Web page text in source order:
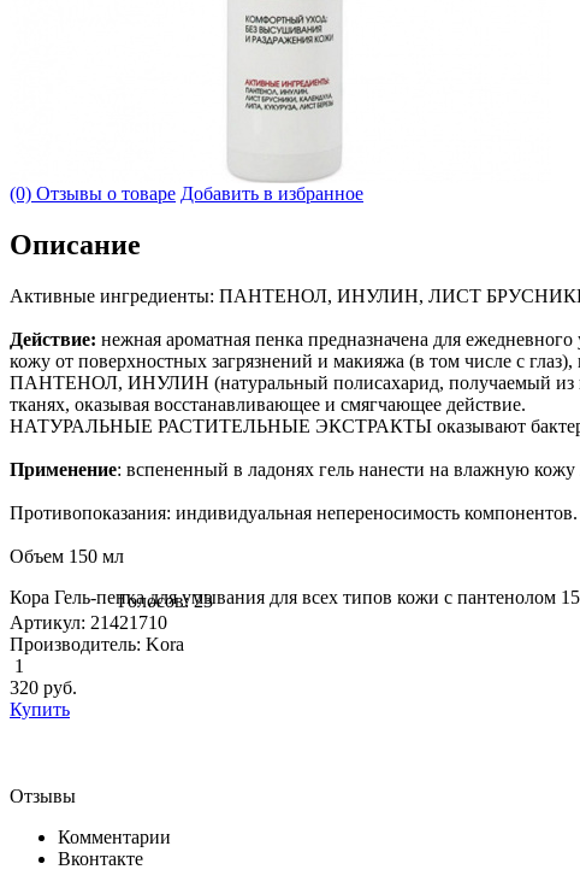
(0) Отзывы о товаре Добавить в избранное
Описание
Активные ингредиенты: ПАНТЕНОЛ, ИНУЛИН, ЛИСТ
Действие: нежная ароматная пенка предназначена для
кожу от поверхностных загрязнений и макияжа (в том числе с
ПАНТЕНОЛ, ИНУЛИН (натуральный полисахарид, получаемый из
тканях, оказывая восстанавливающее и смягчающее действие.
НАТУРАЛЬНЫЕ РАСТИТЕЛЬНЫЕ ЭКСТРАКТЫ оказывают
Применение: вспененный в ладонях гель нанести на влажную
Противопоказания: индивидуальная непереносимость компонентов.
Объем 150 мл
Кора Гель-пенка для умывания для всех типов кожи с пантенолом
Голосов: 23
Артикул: 21421710
Производитель: Kora
1
320 руб.
Купить
Отзывы
Комментарии
Вконтакте